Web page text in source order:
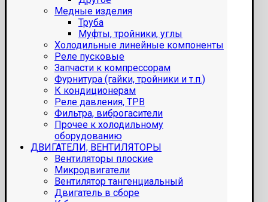
Медные изделия
Труба
Муфты, тройники, углы
Холодильные линейные компоненты
Реле пусковые
Запчасти к компрессорам
Фурнитура (гайки, тройники и т.п.)
К кондиционерам
Реле давления, ТРВ
Фильтра, виброгасители
Прочее к холодильному
оборудованию
ДВИГАТЕЛИ, ВЕНТИЛЯТОРЫ
Вентиляторы плоские
Микродвигатели
Вентилятор тангенциальный
Двигатель в сборе